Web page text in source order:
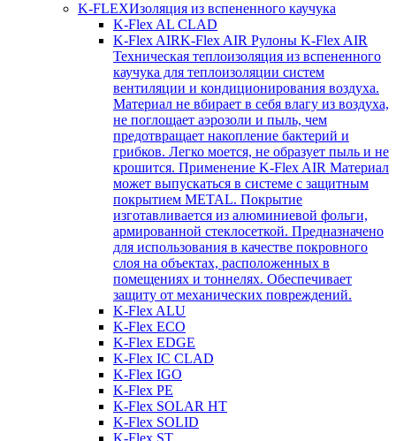
K-FLEXИзоляция из вспененного каучука
K-Flex AL CLAD
K-Flex AIRK-Flex AIR Рулоны K-Flex AIR
Техническая теплоизоляция из вспененного
каучука для теплоизоляции систем
вентиляции и кондиционирования воздуха.
Материал не вбирает в себя влагу из воздуха,
не поглощает аэрозоли и пыль, чем
предотвращает накопление бактерий и
грибков. Легко моется, не образует пыль и не
крошится. Применение K-Flex AIR Материал
может выпускаться в системе c защитным
покрытием METAL. Покрытие
изготавливается из алюминиевой фольги,
армированной стеклосеткой. Предназначено
для использования в качестве покровного
слоя на объектах, расположенных в
помещениях и тоннелях. Обеспечивает
защиту от механических повреждений.
K-Flex ALU
K-Flex ECO
K-Flex EDGE
K-Flex IC CLAD
K-Flex IGO
K-Flex PE
K-Flex SOLAR HT
K-Flex SOLID
K-Flex ST